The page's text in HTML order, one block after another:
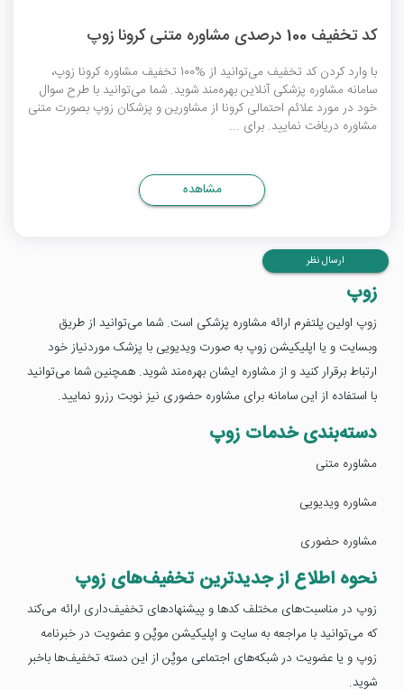
کد تخفیف 100 درصدی مشاوره متنی کرونا زوپ
با وارد کردن کد تخفیف می‌توانید از %100 تخفیف مشاوره کرونا زوپ،
سامانه مشاوره پزشکی آنلاین بهره‌مند شوید. شما می‌توانید با طرح سوال
خود در مورد علائم احتمالی کرونا از مشاورین و پزشکان زوپ بصورت متنی
مشاوره دریافت نمایید. برای ...
مشاهده
ارسال نظر
زوپ
زوپ اولین پلتفرم ارائه مشاوره پزشکی است. شما می‌توانید از طریق
وبسایت و یا اپلیکیشن زوپ به صورت ویدیویی با پزشک موردنیاز خود
ارتباط برقرار کنید و از مشاوره ایشان بهره‌مند شوید. همچنین شما می‌توانید
با استفاده از این سامانه برای مشاوره حضوری نیز نوبت رزرو نمایید.
دسته‌بندی خدمات زوپ
مشاوره متنی
مشاوره ویدیویی
مشاوره حضوری
نحوه اطلاع از جدیدترین تخفیف‌های زوپ
زوپ در مناسبت‌های مختلف کدها و پیشنهادهای تخفیف‌داری ارائه می‌کند
که می‌توانید با مراجعه به سایت و اپلیکیشن موپُن و عضویت در خبرنامه
زوپ و یا عضویت در شبکه‌های اجتماعی موپُن از این دسته تخفیف‌ها باخبر
شوید.